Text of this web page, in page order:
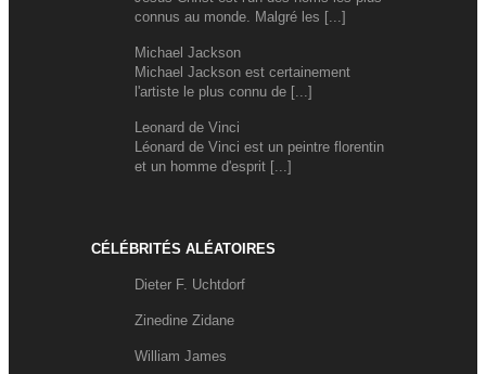
connus au monde. Malgré les [...]
Michael Jackson
Michael Jackson est certainement
l'artiste le plus connu de [...]
Leonard de Vinci
Léonard de Vinci est un peintre florentin
et un homme d'esprit [...]
CÉLÉBRITÉS ALÉATOIRES
Dieter F. Uchtdorf
Zinedine Zidane
William James